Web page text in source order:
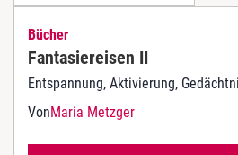
Bücher
Fantasiereisen II
Entspannung, Aktivierung,
VonMaria Metzger